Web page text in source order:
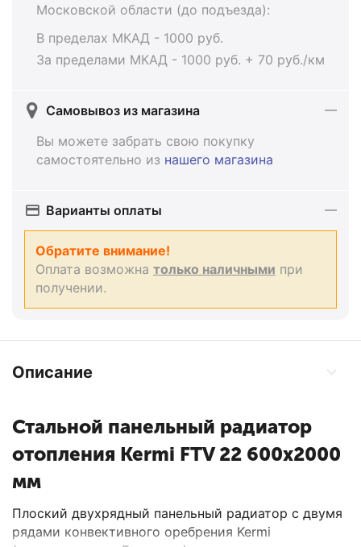
Московской области (до подъезда):
В пределах МКАД - 1000 руб.
За пределами МКАД - 1000 руб. + 70 руб./км
Самовывоз из магазина
Вы можете забрать свою покупку
самостоятельно из нашего магазина
Варианты оплаты
Обратите внимание!
Оплата возможна только наличными при
получении.
Описание
Стальной панельный радиатор
отопления Kermi FTV 22 600x2000
мм
Плоский двухрядный панельный радиатор с двумя
рядами конвективного оребрения Kermi